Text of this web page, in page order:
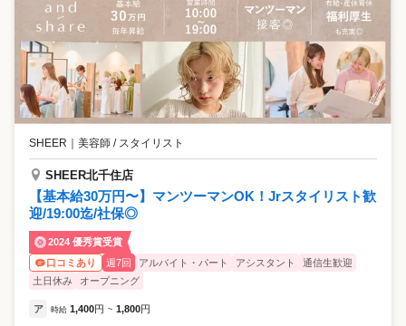
SHEER 美容師 / スタイリスト
SHEER北千住店
【基本給30万円〜】マンツーマンOK！Jrスタイリスト歓
迎/19:00迄/社保◎
2024 優秀賞受賞
口コミあり
週7回 アルバイト・パート アシスタント
通信生歓迎
土日休み
オープニング
ア 時給 1,400円 ~ 1,800円